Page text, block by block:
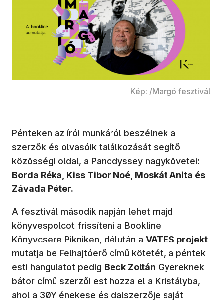
Kép: /Margó fesztivál
Pénteken az írói munkáról beszélnek a
szerzők és olvasóik találkozását segítő
közösségi oldal, a Panodyssey nagykövetei:
Borda Réka, Kiss Tibor Noé, Moskát Anita és
Závada Péter.
A fesztivál második napján lehet majd
könyvespolcot frissíteni a Bookline
Könyvcsere Pikniken, délután a VATES projekt
mutatja be Felhajtóerő című kötetét, a péntek
esti hangulatot pedig Beck Zoltán Gyereknek
bátor című szerzői est hozza el a Kristályba,
ahol a 30Y énekese és dalszerzője saját